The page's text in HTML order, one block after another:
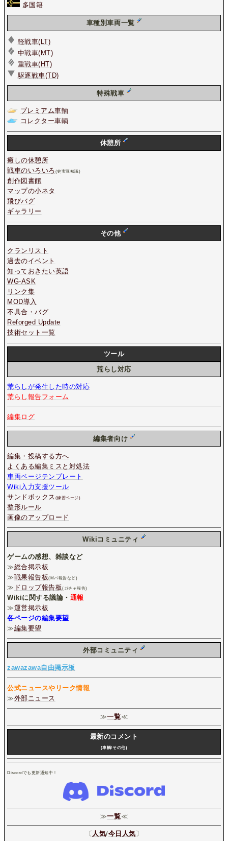
多国籍
車種別車両一覧
軽戦車(LT)
中戦車(MT)
重戦車(HT)
駆逐戦車(TD)
特殊戦車
プレミアム車輌
コレクター車輌
休憩所
癒しの休憩所
戦車のいろいろ (史実豆知識)
創作図書館
マップの小ネタ
飛びバグ
ギャラリー
その他
クランリスト
過去のイベント
知っておきたい英語
WG-ASK
リンク集
MOD導入
不具合・バグ
Reforged Update
技術セット一覧
ツール
荒らし対応
荒らしが発生した時の対応
荒らし報告フォーム
編集ログ
編集者向け
編集・投稿する方へ
よくある編集ミスと対処法
車両ページテンプレート
Wiki入力支援ツール
サンドボックス (練習ページ)
整形ルール
画像のアップロード
Wikiコミュニティ
ゲームの感想、雑談など
≫総合掲示板
≫戦果報告板(Mバ報告など)
≫ ドロップ報告板(ガチャ報告)
Wikiに関する議論・ 通報
≫運営掲示板
各ページの編集要望
≫編集要望
外部コミュニティ
zawazawa自由掲示板
公式ニュースやリーク情報
≫外部ニュース
≫一覧≪
最新のコメント
(車輌/その他)
Discordでも更新通知中！
≫一覧≪
〔 人気/今日人気 〕